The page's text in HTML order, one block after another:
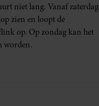
niet lang. Vanaf zaterdag
zien en loopt de
op. Op zondag kan het
worden.